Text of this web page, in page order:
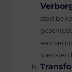
stad
een
toeristen